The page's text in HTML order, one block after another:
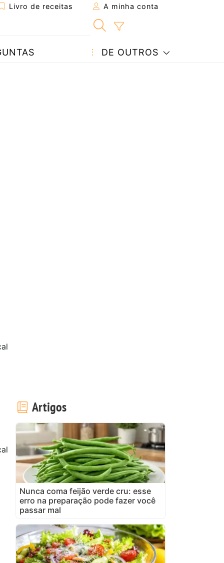
Livro de receitas A minha conta
DE OUTROS
Artigos
Nunca coma feijão verde cru: esse
erro na preparação pode fazer você
passar mal